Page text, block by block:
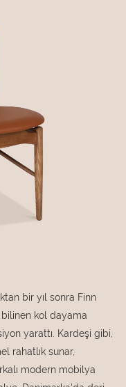
bir yıl sonra Finn
kol dayama
yarattı. Kardeşi gibi,
rahatlık sunar,
modern mobilya